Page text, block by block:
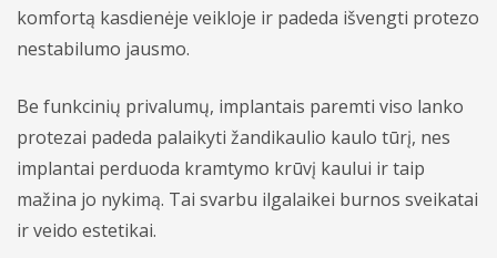
komfortą kasdienėje veikloje ir padeda išvengti protezo
nestabilumo jausmo.
Be funkcinių privalumų, implantais paremti viso lanko
protezai padeda palaikyti žandikaulio kaulo tūrį, nes
implantai perduoda kramtymo krūvį kaului ir taip
mažina jo nykimą. Tai svarbu ilgalaikei burnos sveikatai
ir veido estetikai.